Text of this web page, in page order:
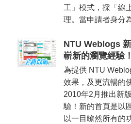
工」模式，採「線
理。當申請者身分
NTU Weblogs
嶄新的瀏覽經驗！
為提供 NTU
效果，及更流暢的
2010年2月推出新
驗！新的首頁是以
以一目瞭然所有的